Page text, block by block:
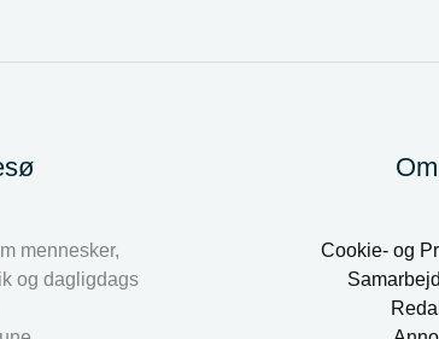
mennesker,
og dagligdags
Cookie- og